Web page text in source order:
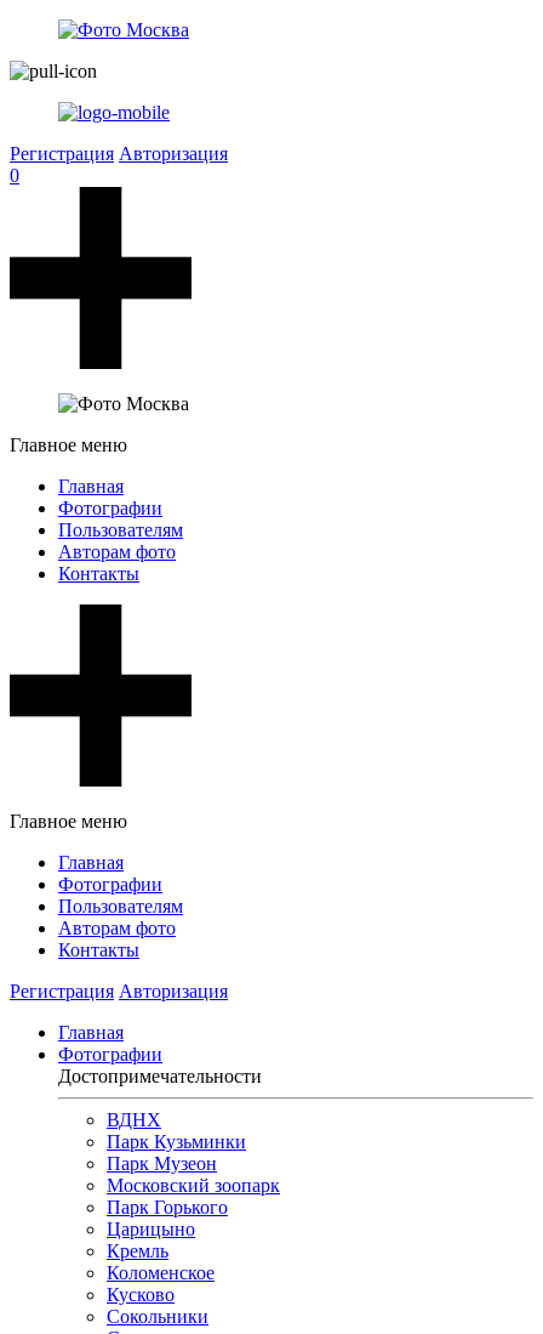
Регистрация Авторизация
0
Главное меню
Главная
Фотографии
Пользователям
Авторам фото
Контакты
Главное меню
Главная
Фотографии
Пользователям
Авторам фото
Контакты
Регистрация Авторизация
Главная
Фотографии
Достопримечательности
ВДНХ
Парк Кузьминки
Парк Музеон
Московский зоопарк
Парк Горького
Царицыно
Кремль
Коломенское
Кусково
Сокольники